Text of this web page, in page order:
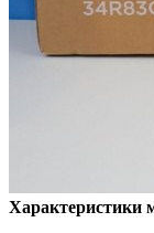
Характеристики